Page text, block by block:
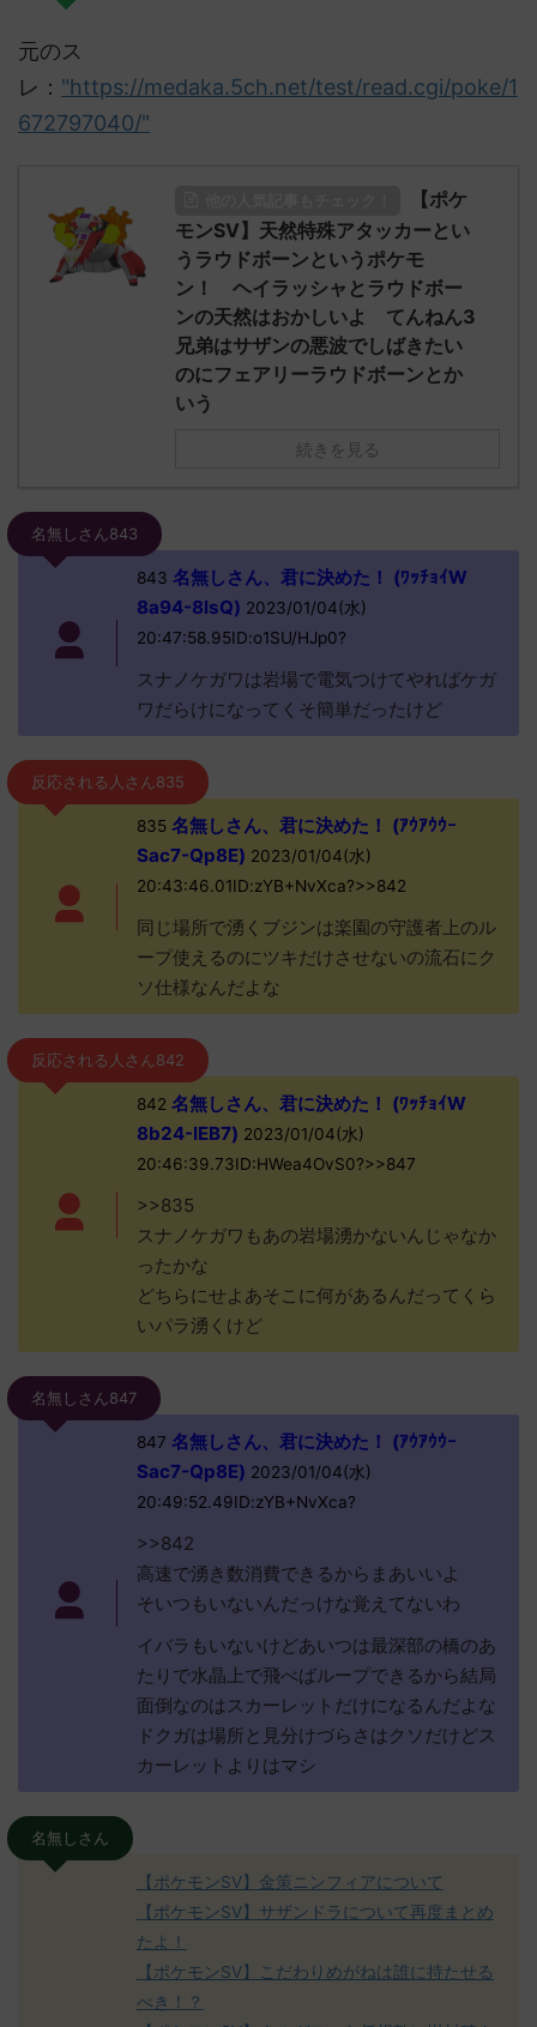
元のス
レ： "https://medaka.5ch.net/test/read.cgi/poke/1
672797040/"
【ポケ
モンSV】天然特殊アタッカーとい
うラウドボーンというポケモ
ン！ ヘイラッシャとラウドボー
ンの天然はおかしいよ てんねん3
兄弟はサザンの悪波でしばきたい
のにフェアリーラウドボーンとか
いう
続きを見る
名無しさん843
843 名無しさん、君に決めた！ (ﾜｯﾁｮｲW
8a94-8lsQ) 2023/01/04(水)
20:47:58.95ID:o1SU/HJp0?
スナノケガワは岩場で電気つけてやればケガ
ワだらけになってくそ簡単だったけど
反応される人さん835
835名無しさん、君に決めた！ (ｱｳｱｳｳｰ
Sac7-Qp8E) 2023/01/04(水)
20:43:46.01ID:zYB+NvXca?>>842
同じ場所で湧くブジンは楽園の守護者上のル
ープ使えるのにツキだけさせないの流石にク
ソ仕様なんだよな
反応される人さん842
842 名無しさん、君に決めた！ (ﾜｯﾁｮｲW
8b24-IEB7) 2023/01/04(水)
20:46:39.73ID:HWea4OvS0?>>847
>>835
スナノケガワもあの岩場湧かないんじゃなか
ったかな
どちらにせよあそこに何があるんだってくら
いパラ湧くけど
名無しさん847
847 名無しさん、君に決めた！ (ｱｳｱｳｳｰ
Sac7-Qp8E) 2023/01/04(水)
20:49:52.49ID:zYB+NvXca?
>>842
高速で湧き数消費できるからまあいいよ
そいつもいないんだっけな覚えてないわ
イバラもいないけどあいつは最深部の橋のあ
たりで水晶上で飛べばループできるから結局
面倒なのはスカーレットだけになるんだよな
ドクガは場所と見分けづらさはクソだけどス
カーレットよりはマシ
名無しさん
【ポケモンSV】金策ニンフィアについて
【ポケモンSV】サザンドラについて再度まとめ
たよ！
【ポケモンSV】こだわりめがねは誰に持たせる
べき！？